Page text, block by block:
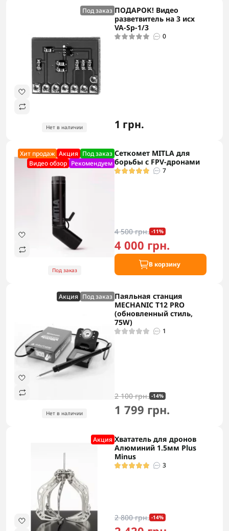
Под заказ
Нет в наличии
ПОДАРОК! Видео
разветвитель на 3 исх
VA-Sp-1/3
0
1 грн.
Хит продаж Акция Под заказ
Видео обзор Рекомендуем
Под заказ
Сеткомет MITLA для
борьбы с FPV-дронами
7
4 500 грн. -11%
4 000 грн.
В корзину
Акция Под заказ
Нет в наличии
Паяльная станция
MECHANIC T12 PRO
(обновленный стиль,
75W)
1
2 100 грн. -14%
1 799 грн.
Акция Хвататель для дронов
Алюминий 1.5мм Plus
Minus
3
2 800 грн. -14%